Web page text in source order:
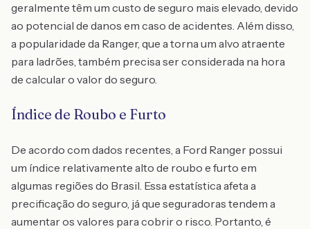
geralmente têm um custo de seguro mais elevado, devido
ao potencial de danos em caso de acidentes. Além disso,
a popularidade da Ranger, que a torna um alvo atraente
para ladrões, também precisa ser considerada na hora
de calcular o valor do seguro.
Índice de Roubo e Furto
De acordo com dados recentes, a Ford Ranger possui
um índice relativamente alto de roubo e furto em
algumas regiões do Brasil. Essa estatística afeta a
precificação do seguro, já que seguradoras tendem a
aumentar os valores para cobrir o risco. Portanto, é